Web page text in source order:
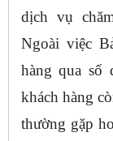
dịch vụ
Ngoài việc
hàng qua số
khách hàng
thường gặp